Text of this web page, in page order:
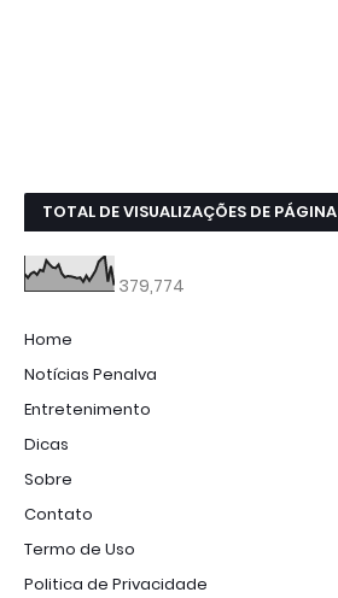
TOTAL DE VISUALIZAÇÕES DE PÁGINA
379,774
Home
Notícias Penalva
Entretenimento
Dicas
Sobre
Contato
Termo de Uso
Politica de Privacidade